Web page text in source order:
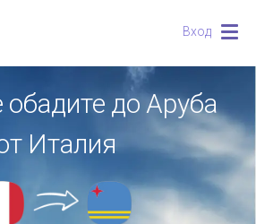
Вход
обадите до Аруба
Италия